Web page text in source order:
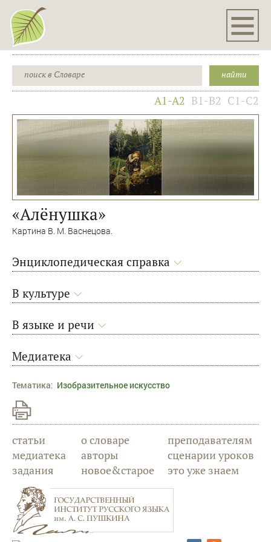
A1-A2 B1-B2 C1-C2
«Алëнушка»
Картина В. М. Васнецова.
Энциклопедическая справка
В культуре
В языке и речи
Медиатека
Тематика: Изобразительное искусство
статьи
медиатека
задания
о словаре
авторы
новое&старое
преподавателям
сценарии уроков
это уже знаем